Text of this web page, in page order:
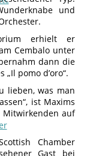
und
erhielt er
Cembalo unter
dann die
pomo d’oro“.
lieben, was man
ist Maxims
auf
Chamber
Gast bei